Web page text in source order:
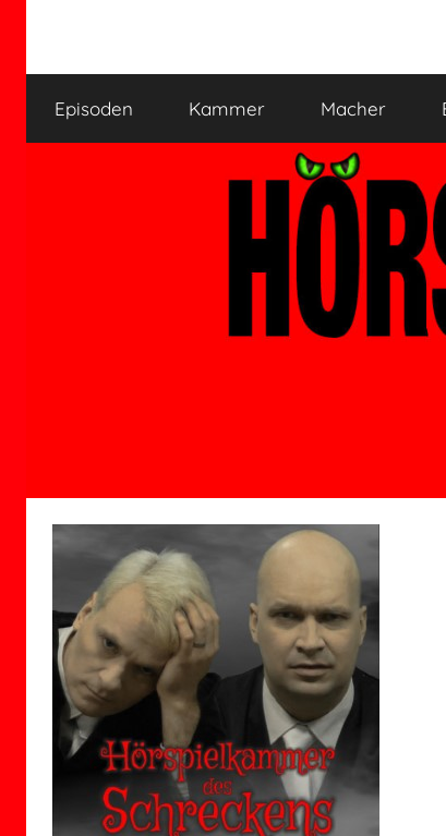
springen
HÖRSPIELKAMMER
verjährt
nicht!
Episoden Kammer Macher